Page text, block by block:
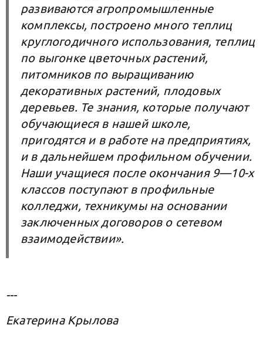
развиваются агропромышленные
комплексы, построено много теплиц
круглогодичного использования, теплиц
по выгонке цветочных растений,
питомников по выращиванию
декоративных растений, плодовых
деревьев. Те знания, которые получают
обучающиеся в нашей школе,
пригодятся и в работе на предприятиях,
и в дальнейшем профильном обучении.
Наши учащиеся после окончания 9—10-х
классов поступают в профильные
колледжи, техникумы на основании
заключенных договоров о сетевом
взаимодействии».
---
Екатерина Крылова